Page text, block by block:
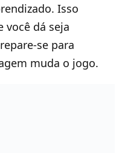
Isso
você dá seja
se para
muda o jogo.